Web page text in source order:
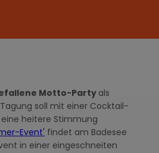
Motto-Party als
soll mit einer Cocktail-
heitere Stimmung
Event' findet am Badesee
in einer eingeschneiten